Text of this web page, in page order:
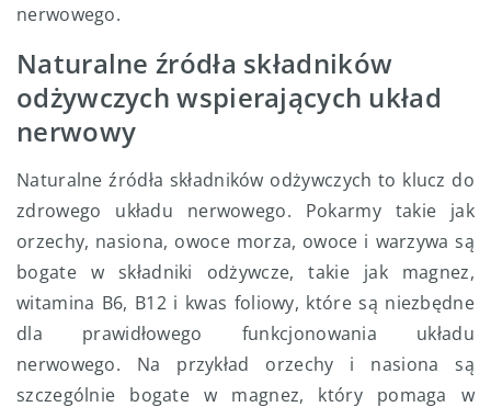
nerwowego.
Naturalne źródła składników
odżywczych wspierających układ
nerwowy
Naturalne źródła składników odżywczych to klucz do
zdrowego układu nerwowego. Pokarmy takie jak
orzechy, nasiona, owoce morza, owoce i warzywa są
bogate w składniki odżywcze, takie jak magnez,
witamina B6, B12 i kwas foliowy, które są niezbędne
dla prawidłowego funkcjonowania układu
nerwowego. Na przykład orzechy i nasiona są
szczególnie bogate w magnez, który pomaga w